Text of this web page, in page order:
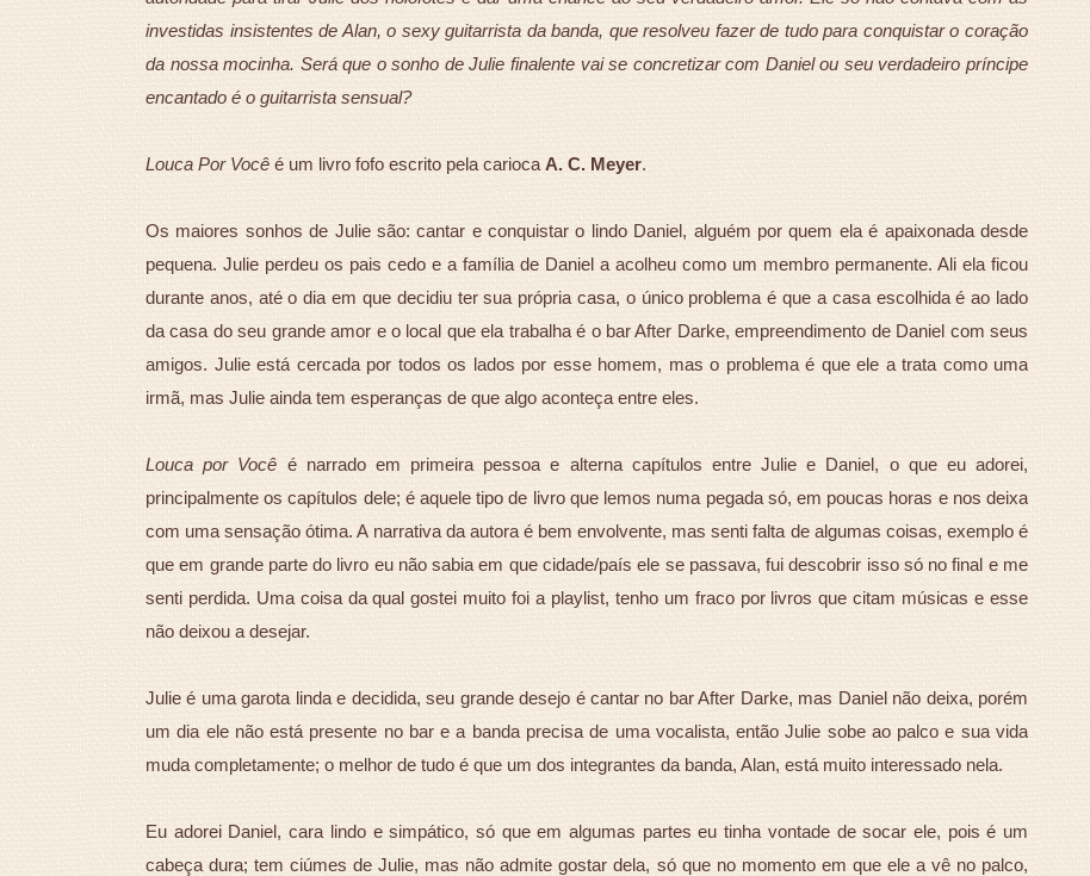
investidas insistentes de Alan, o sexy guitarrista da banda, que resolveu fazer de tudo para conquistar o coração
da nossa mocinha. Será que o sonho de Julie finalente vai se concretizar com Daniel ou seu verdadeiro príncipe
encantado é o guitarrista sensual?
Louca Por Você é um livro fofo escrito pela cariocaA. C. Meyer.
Os maiores sonhos de Julie são: cantar e conquistar o lindo Daniel, alguém por quem ela é apaixonada desde
pequena. Julie perdeu os pais cedo e a família de Daniel a acolheu como um membro permanente. Ali ela ficou
durante anos, até o dia em que decidiu ter sua própria casa, o único problema é que a casa escolhida é ao lado
da casa do seu grande amor e o local que ela trabalha é o bar After Darke, empreendimento de Daniel com seus
amigos. Julie está cercada por todos os lados por esse homem, mas o problema é que ele a trata como uma
irmã, mas Julie ainda tem esperanças de que algo aconteça entre eles.
Louca por Você é narrado em primeira pessoa e alterna capítulos entre Julie e Daniel, o que eu adorei,
principalmente os capítulos dele; é aquele tipo de livro que lemos numa pegada só, em poucas horas e nos deixa
com uma sensação ótima. A narrativa da autora é bem envolvente, mas senti falta de algumas coisas, exemplo é
que em grande parte do livro eu não sabia em que cidade/país ele se passava, fui descobrir isso só no final e me
senti perdida. Uma coisa da qual gostei muito foi a playlist, tenho um fraco por livros que citam músicas e esse
não deixou a desejar.
Julie é uma garota linda e decidida, seu grande desejo é cantar no bar After Darke, mas Daniel não deixa, porém
um dia ele não está presente no bar e a banda precisa de uma vocalista, então Julie sobe ao palco e sua vida
muda completamente; o melhor de tudo é que um dos integrantes da banda, Alan, está muito interessado nela.
Eu adorei Daniel, cara lindo e simpático, só que em algumas partes eu tinha vontade de socar ele, pois é um
cabeça dura; tem ciúmes de Julie, mas não admite gostar dela, só que no momento em que ele a vê no palco,